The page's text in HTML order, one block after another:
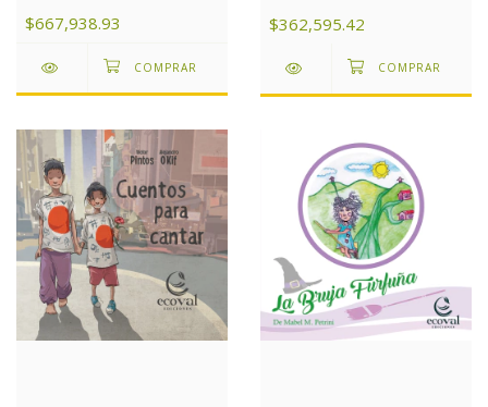
$667,938.93 $362,595.42